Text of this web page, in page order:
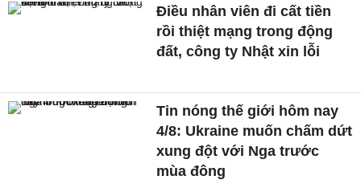
Điều nhân viên đi cất tiền
rồi thiệt mạng trong động
đất, công ty Nhật xin lỗi
Tin nóng thế giới hôm nay
4/8: Ukraine muốn chấm dứt
xung đột với Nga trước
mùa đông